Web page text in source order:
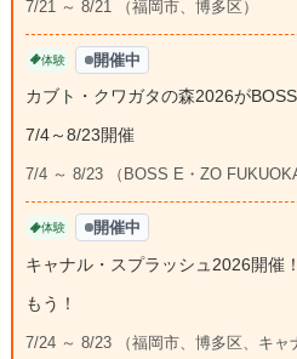
7/21 ～ 8/21 （福岡市、博多区）
体験 開催中
カブト・クワガタの森2026が
7/4～8/23開催
7/4 ～ 8/23 （BOSS E・ZO
体験 開催中
キャナル・スプラッシュ2026開催
もう！
7/24 ～ 8/23 （福岡市、博多区、キャ